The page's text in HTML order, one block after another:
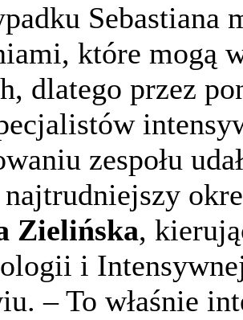
Sebastiana
które mogą
dlatego przez
zespołu
najtrudniejszy
Zielińska,
i
– To właśnie